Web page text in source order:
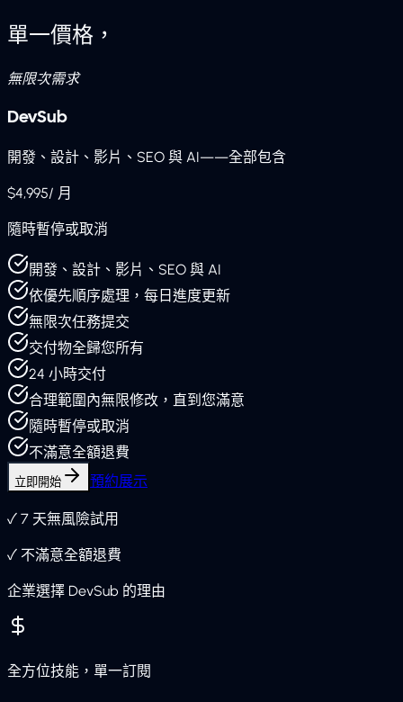
單一價格，
無限次需求
DevSub
開發、設計、影片、SEO 與 AI——全部包含
$4,995/ 月
隨時暫停或取消
開發、設計、影片、SEO 與 AI
依優先順序處理，每日進度更新
無限次任務提交
交付物全歸您所有
24 小時交付
合理範圍內無限修改，直到您滿意
隨時暫停或取消
不滿意全額退費
立即開始 預約展示
✓ 7 天無風險試用
✓ 不滿意全額退費
企業選擇 DevSub 的理由
全方位技能，單一訂閱